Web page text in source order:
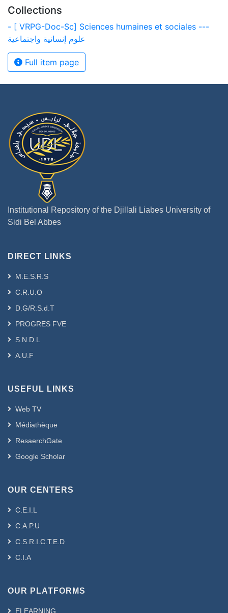
Collections
- [ VRPG-Doc-Sc] Sciences humaines et sociales ---
علوم إنسانية واجتماعية
Full item page
Institutional Repository of the Djillali Liabes University of
Sidi Bel Abbes
DIRECT LINKS
M.E.S.R.S
C.R.U.O
D.G/R.S.d.T
PROGRES FVE
S.N.D.L
A.U.F
USEFUL LINKS
Web TV
Médiathèque
ResaerchGate
Google Scholar
OUR CENTERS
C.E.I.L
C.A.P.U
C.S.R.I.C.T.E.D
C.I.A
OUR PLATFORMS
ELEARNING